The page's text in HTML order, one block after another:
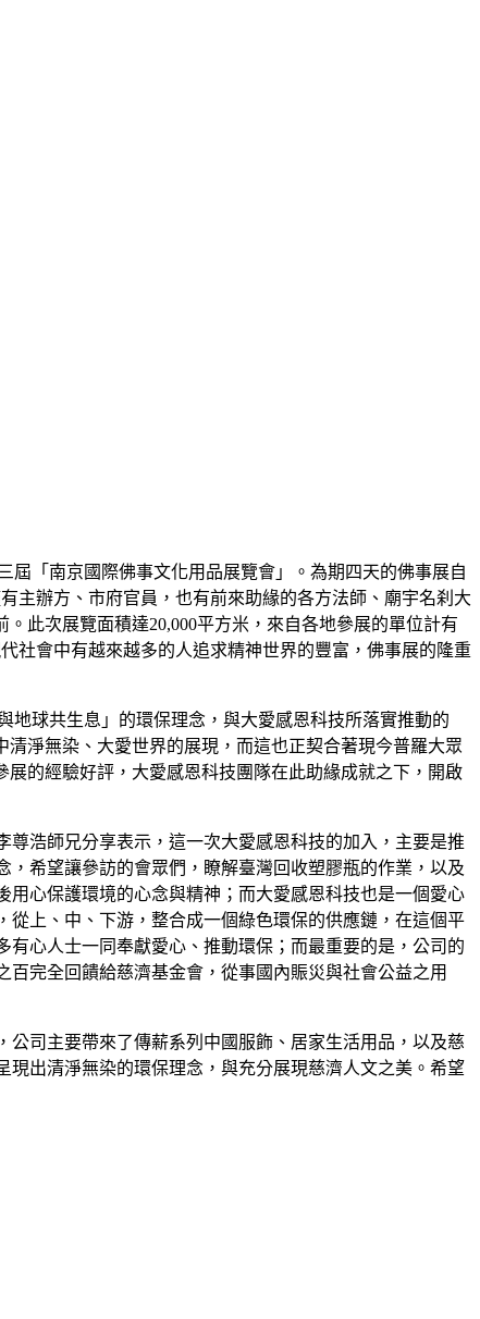
屆「南京國際佛事文化用品展覽會」。為期四天的佛事展自
主辦方、市府官員，也有前來助緣的各方法師、廟宇名刹大
此次展覽面積達20,000平方米，來自各地參展的單位計有
社會中有越來越多的人追求精神世界的豐富，佛事展的隆重
地球共生息」的環保理念，與大愛感恩科技所落實推動的
清淨無染、大愛世界的展現，而這也正契合著現今普羅大眾
的經驗好評，大愛感恩科技團隊在此助緣成就之下，開啟
尊浩師兄分享表示，這一次大愛感恩科技的加入，主要是推
，希望讓參訪的會眾們，瞭解臺灣回收塑膠瓶的作業，以及
用心保護環境的心念與精神；而大愛感恩科技也是一個愛心
從上、中、下游，整合成一個綠色環保的供應鏈，在這個平
有心人士一同奉獻愛心、推動環保；而最重要的是，公司的
百完全回饋給慈濟基金會，從事國內賑災與社會公益之用
公司主要帶來了傳薪系列中國服飾、居家生活用品，以及慈
出清淨無染的環保理念，與充分展現慈濟人文之美。希望